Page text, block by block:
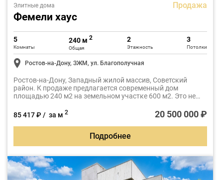
Элитные дома Продажа
Фемели хаус
5
Комнаты
240 м2
Общая
2
Этажность
3
Потолки
Ростов-на-Дону, ЗЖМ, ул. Благополучная
Ростов-на-Дону, Западный жилой массив, Советский
район. К продаже предлагается современный дом
площадью 240 м2 на земельном участке 600 м2. Это не
для комфортной жизни всей семьи.
85 417 ₽ / за м 2 20 500 000 ₽
Подробнее